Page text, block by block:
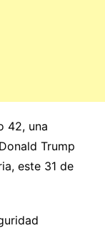
42, una
Trump
este 31 de